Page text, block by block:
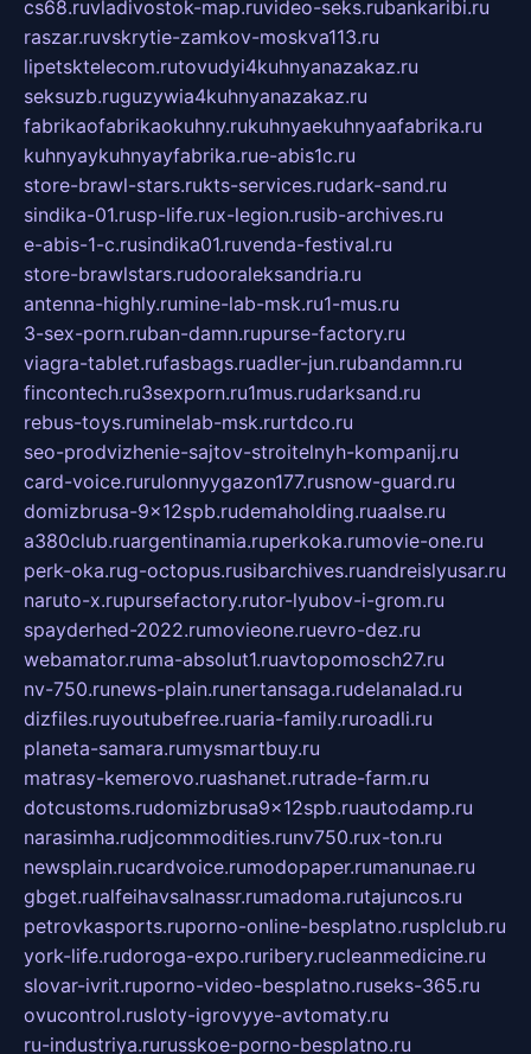
cs68.ruvladivostok-map.ruvideo-seks.rubankaribi.ru
raszar.ruvskrytie-zamkov-moskva113.ru
lipetsktelecom.rutovudyi4kuhnyanazakaz.ru
seksuzb.ruguzywia4kuhnyanazakaz.ru
fabrikaofabrikaokuhny.rukuhnyaekuhnyaafabrika.ru
kuhnyaykuhnyayfabrika.rue-abis1c.ru
store-brawl-stars.rukts-services.rudark-sand.ru
sindika-01.rusp-life.rux-legion.rusib-archives.ru
e-abis-1-c.rusindika01.ruvenda-festival.ru
store-brawlstars.rudooraleksandria.ru
antenna-highly.rumine-lab-msk.ru1-mus.ru
3-sex-porn.ruban-damn.rupurse-factory.ru
viagra-tablet.rufasbags.ruadler-jun.rubandamn.ru
fincontech.ru3sexporn.ru1mus.rudarksand.ru
rebus-toys.ruminelab-msk.rurtdco.ru
seo-prodvizhenie-sajtov-stroitelnyh-kompanij.ru
card-voice.rurulonnyygazon177.rusnow-guard.ru
domizbrusa-9x12spb.rudemaholding.ruaalse.ru
a380club.ruargentinamia.ruperkoka.rumovie-one.ru
perk-oka.rug-octopus.rusibarchives.ruandreislyusar.ru
naruto-x.rupursefactory.rutor-lyubov-i-grom.ru
spayderhed-2022.rumovieone.ruevro-dez.ru
webamator.ruma-absolut1.ruavtopomosch27.ru
nv-750.runews-plain.runertansaga.rudelanalad.ru
dizfiles.ruyoutubefree.ruaria-family.ruroadli.ru
planeta-samara.rumysmartbuy.ru
matrasy-kemerovo.ruashanet.rutrade-farm.ru
dotcustoms.rudomizbrusa9x12spb.ruautodamp.ru
narasimha.rudjcommodities.runv750.rux-ton.ru
newsplain.rucardvoice.rumodopaper.rumanunae.ru
gbget.rualfeihavsalnassr.rumadoma.rutajuncos.ru
petrovkasports.ruporno-online-besplatno.rusplclub.ru
york-life.rudoroga-expo.ruribery.rucleanmedicine.ru
slovar-ivrit.ruporno-video-besplatno.ruseks-365.ru
ovucontrol.rusloty-igrovyye-avtomaty.ru
ru-industriya.rurusskoe-porno-besplatno.ru